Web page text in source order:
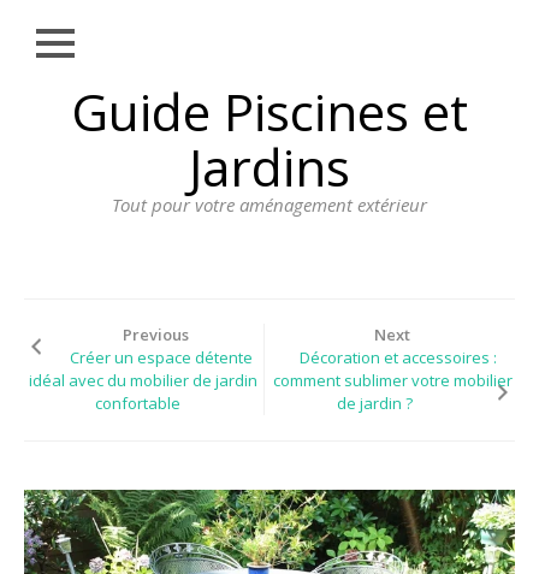
Guide Piscines et
Jardins
Tout pour votre aménagement extérieur
Close
AMÉNAGEMENT
EXTÉRIEUR
PLANTATIONS
REVÊTEMENT
DOSSIER
JARDIN
Previous
Créer un espace détente
idéal avec du mobilier de jardin
confortable
Next
Décoration et accessoires :
comment sublimer votre mobilier
de jardin ?